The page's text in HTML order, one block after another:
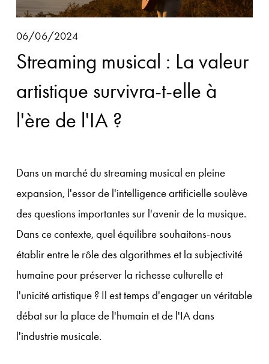
06/06/2024
Streaming musical : La valeur
artistique survivra-t-elle à
l'ère de l'IA ?
Dans un marché du streaming musical en pleine
expansion, l'essor de l'intelligence artificielle soulève
des questions importantes sur l'avenir de la musique.
Dans ce contexte, quel équilibre souhaitons-nous
établir entre le rôle des algorithmes et la subjectivité
humaine pour préserver la richesse culturelle et
l'unicité artistique ? Il est temps d'engager un véritable
débat sur la place de l'humain et de l'IA dans
l'industrie musicale.